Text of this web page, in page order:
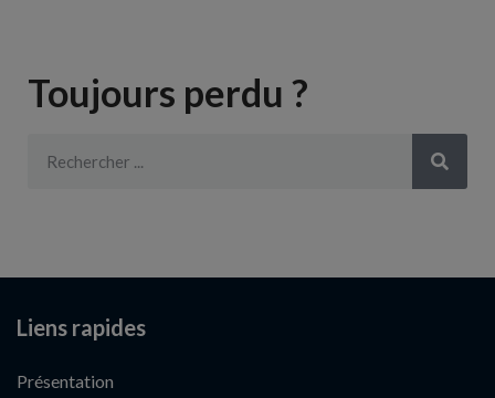
Toujours perdu ?
Liens rapides
Présentation